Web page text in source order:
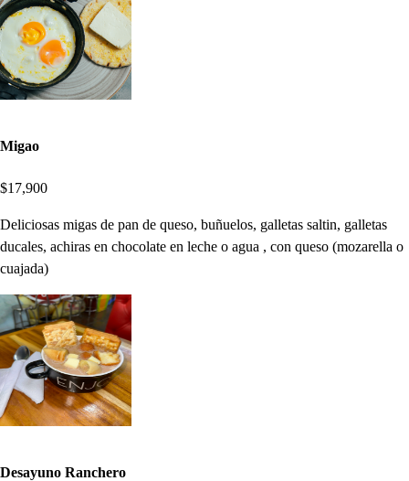
Migao
$17,900
Deliciosas migas de pan de queso, buñuelos, galletas saltin, galletas
ducales, achiras en chocolate en leche o agua , con queso (mozarella o
cuajada)
Desayuno Ranchero